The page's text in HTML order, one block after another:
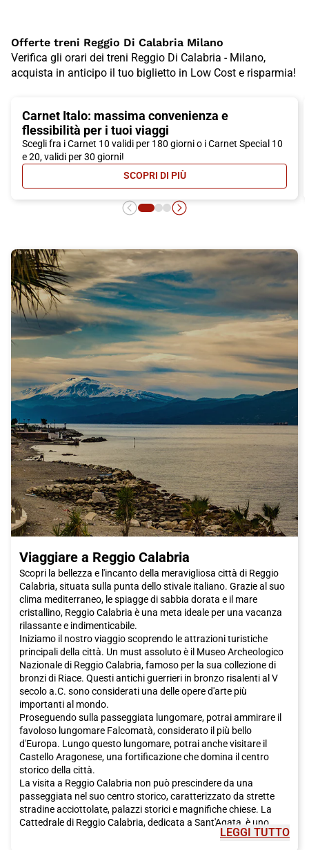
Offerte treni Reggio Di Calabria Milano
Verifica gli orari dei treni Reggio Di Calabria - Milano,
acquista in anticipo il tuo biglietto in Low Cost e risparmia!
Carnet Italo: massima convenienza e
flessibilità per i tuoi viaggi
Scegli fra i Carnet 10 validi per 180 giorni o i Carnet Special 10
e 20, validi per 30 giorni!
SCOPRI DI PIÙ- CARNET ITALO: MASSIMA
Viaggiare a Reggio Calabria
Scopri la bellezza e l'incanto della meravigliosa città di Reggio
Calabria, situata sulla punta dello stivale italiano. Grazie al suo
clima mediterraneo, le spiagge di sabbia dorata e il mare
cristallino, Reggio Calabria è una meta ideale per una vacanza
rilassante e indimenticabile.
Iniziamo il nostro viaggio scoprendo le attrazioni turistiche
principali della città. Un must assoluto è il Museo Archeologico
Nazionale di Reggio Calabria, famoso per la sua collezione di
bronzi di Riace. Questi antichi guerrieri in bronzo risalenti al V
secolo a.C. sono considerati una delle opere d'arte più
importanti al mondo.
Proseguendo sulla passeggiata lungomare, potrai ammirare il
favoloso lungomare Falcomatà, considerato il più bello
d'Europa. Lungo questo lungomare, potrai anche visitare il
Castello Aragonese, una fortificazione che domina il centro
storico della città.
La visita a Reggio Calabria non può prescindere da una
passeggiata nel suo centro storico, caratterizzato da strette
stradine acciottolate, palazzi storici e magnifiche chiese. La
Cattedrale di Reggio Calabria, dedicata a Sant'Agata, è uno
degli edifici religiosi più importanti della città. Non perdere
LEGGI TUTTO